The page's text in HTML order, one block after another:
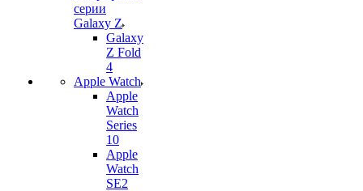
серии
Galaxy Z
Galaxy
Z Fold
4
Apple Watch
Apple
Watch
Series
10
Apple
Watch
SE2